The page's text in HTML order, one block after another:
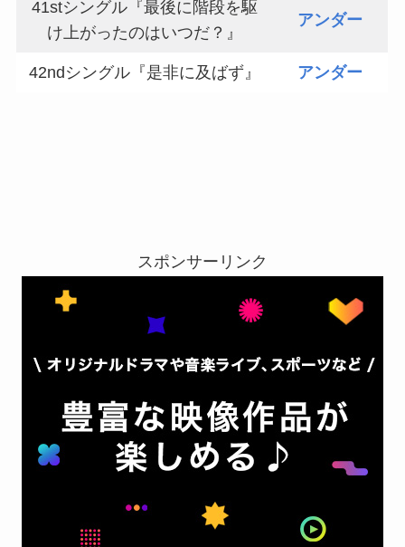
41stシングル『最後に階段を駆
け上がったのはいつだ？』
アンダー
42ndシングル『是非に及ばず』 アンダー
スポンサーリンク